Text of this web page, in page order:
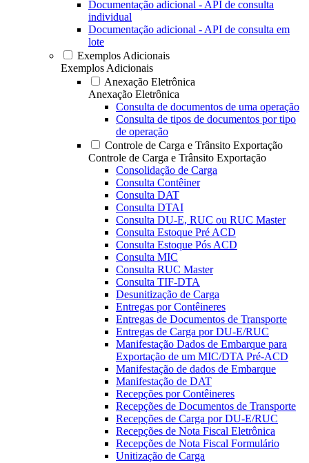
Documentação adicional - API de consulta
individual
Documentação adicional - API de consulta em
lote
Exemplos Adicionais
Exemplos Adicionais
Anexação Eletrônica
Anexação Eletrônica
Consulta de documentos de uma operação
Consulta de tipos de documentos por tipo
de operação
Controle de Carga e Trânsito Exportação
Controle de Carga e Trânsito Exportação
Consolidação de Carga
Consulta Contêiner
Consulta DAT
Consulta DTAI
Consulta DU-E, RUC ou RUC Master
Consulta Estoque Pré ACD
Consulta Estoque Pós ACD
Consulta MIC
Consulta RUC Master
Consulta TIF-DTA
Desunitização de Carga
Entregas por Contêineres
Entregas de Documentos de Transporte
Entregas de Carga por DU-E/RUC
Manifestação Dados de Embarque para
Exportação de um MIC/DTA Pré-ACD
Manifestação de dados de Embarque
Manifestação de DAT
Recepções por Contêineres
Recepções de Documentos de Transporte
Recepções de Carga por DU-E/RUC
Recepções de Nota Fiscal Eletrônica
Recepções de Nota Fiscal Formulário
Unitização de Carga